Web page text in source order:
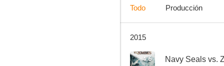
Todo Producción
2015
4.6 Navy Seals vs.